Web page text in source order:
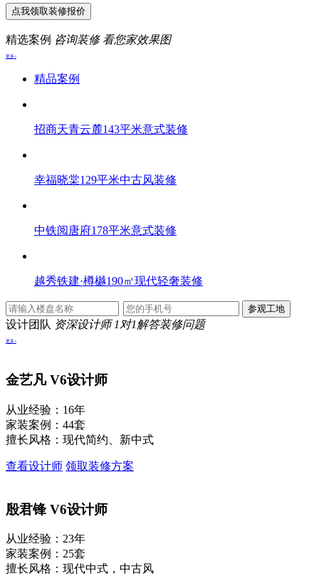
点我领取装修报价
精选案例 咨询装修 看您家效果图
更多>
精品案例
招商天青云麓143平米意式装修
幸福晓棠129平米中古风装修
中铁阅唐府178平米意式装修
越秀铁建·樽樾190㎡现代轻奢装修
设计团队 资深设计师 1对1解答装修问题
更多>
金艺凡V6设计师
从业经验：16年
家装案例：44套
擅长风格：现代简约、新中式
查看设计师 领取装修方案
殷君锋 V6设计师
从业经验：23年
家装案例：25套
擅长风格：现代中式，中古风